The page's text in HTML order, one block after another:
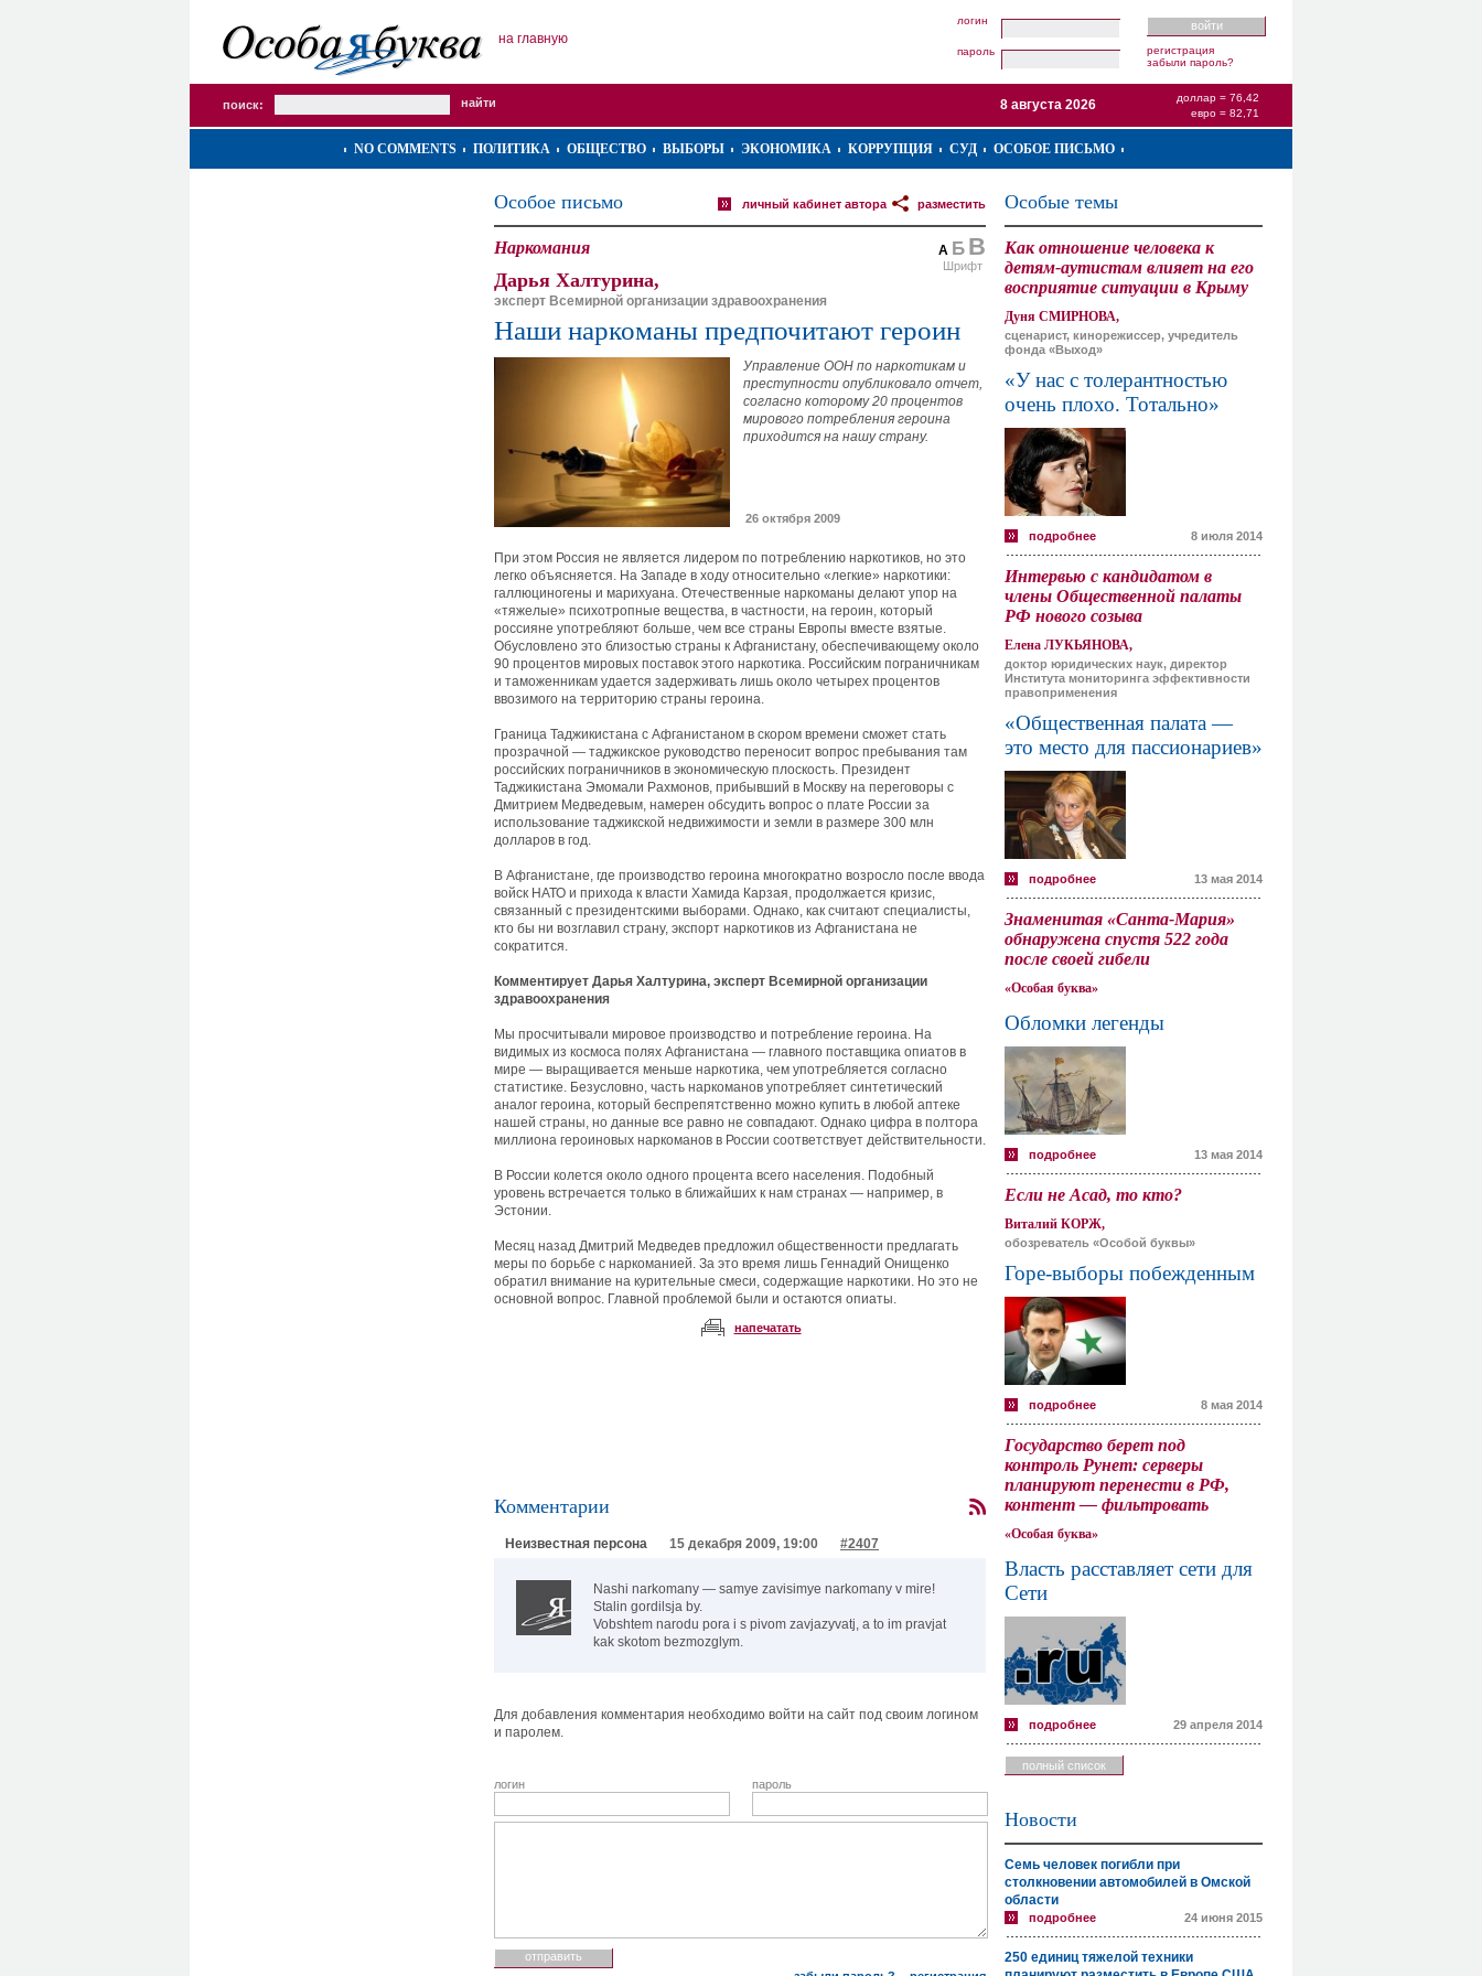
на главную
логин
пароль
регистрация
забыли пароль?
поиск:
доллар = 76,42
евро = 82,71
8 августа 2026
NO COMMENTS ПОЛИТИКА ОБЩЕСТВО ВЫБОРЫ ЭКОНОМИКА КОРРУПЦИЯ СУД ОСОБОЕ ПИСЬМО
Особое письмо разместить
личный кабинет автора
А Б В
Шрифт
Наркомания
Дарья Халтурина,
эксперт Всемирной организации здравоохранения
Наши наркоманы предпочитают героин
Управление ООН по наркотикам и
преступности опубликовало отчет,
согласно которому 20 процентов
мирового потребления героина
приходится на нашу страну.
26 октября 2009
При этом Россия не является лидером по потреблению наркотиков, но это
легко объясняется. На Западе в ходу относительно «легкие» наркотики:
галлюциногены и марихуана. Отечественные наркоманы делают упор на
«тяжелые» психотропные вещества, в частности, на героин, который
россияне употребляют больше, чем все страны Европы вместе взятые.
Обусловлено это близостью страны к Афганистану, обеспечивающему около
90 процентов мировых поставок этого наркотика. Российским пограничникам
и таможенникам удается задерживать лишь около четырех процентов
ввозимого на территорию страны героина.
Граница Таджикистана с Афганистаном в скором времени сможет стать
прозрачной — таджикское руководство переносит вопрос пребывания там
российских пограничников в экономическую плоскость. Президент
Таджикистана Эмомали Рахмонов, прибывший в Москву на переговоры с
Дмитрием Медведевым, намерен обсудить вопрос о плате России за
использование таджикской недвижимости и земли в размере 300 млн
долларов в год.
В Афганистане, где производство героина многократно возросло после ввода
войск НАТО и прихода к власти Хамида Карзая, продолжается кризис,
связанный с президентскими выборами. Однако, как считают специалисты,
кто бы ни возглавил страну, экспорт наркотиков из Афганистана не
сократится.
Комментирует Дарья Халтурина, эксперт Всемирной организации
здравоохранения
Мы просчитывали мировое производство и потребление героина. На
видимых из космоса полях Афганистана — главного поставщика опиатов в
мире — выращивается меньше наркотика, чем употребляется согласно
статистике. Безусловно, часть наркоманов употребляет синтетический
аналог героина, который беспрепятственно можно купить в любой аптеке
нашей страны, но данные все равно не совпадают. Однако цифра в полтора
миллиона героиновых наркоманов в России соответствует действительности.
В России колется около одного процента всего населения. Подобный
уровень встречается только в ближайших к нам странах — например, в
Эстонии.
Месяц назад Дмитрий Медведев предложил общественности предлагать
меры по борьбе с наркоманией. За это время лишь Геннадий Онищенко
обратил внимание на курительные смеси, содержащие наркотики. Но это не
основной вопрос. Главной проблемой были и остаются опиаты.
напечатать
Комментарии
Неизвестная персона 15 декабря 2009, 19:00 #2407
Nashi narkomany — samye zavisimye narkomany v mire!
Stalin gordilsja by.
Vobshtem narodu pora i s pivom zavjazyvatj, a to im pravjat
kak skotom bezmozglym.
Для добавления комментария необходимо войти на сайт под своим логином
и паролем.
логин пароль
Особые темы
Как отношение человека к
детям-аутистам влияет на его
восприятие ситуации в Крыму
Дуня СМИРНОВА,
сценарист, кинорежиссер, учредитель
фонда «Выход»
«У нас с толерантностью
очень плохо. Тотально»
подробнее 8 июля 2014
Интервью с кандидатом в
члены Общественной палаты
РФ нового созыва
Елена ЛУКЬЯНОВА,
доктор юридических наук, директор
Института мониторинга эффективности
правоприменения
«Общественная палата —
это место для пассионариев»
подробнее 13 мая 2014
Знаменитая «Санта-Мария»
обнаружена спустя 522 года
после своей гибели
«Особая буква»
Обломки легенды
подробнее 13 мая 2014
Если не Асад, то кто?
Виталий КОРЖ,
обозреватель «Особой буквы»
Горе-выборы побежденным
подробнее 8 мая 2014
Государство берет под
контроль Рунет: серверы
планируют перенести в РФ,
контент — фильтровать
«Особая буква»
Власть расставляет сети для
Сети
подробнее 29 апреля 2014
полный список
Новости
Семь человек погибли при
столкновении автомобилей в Омской
области
подробнее 24 июня 2015
250 единиц тяжелой техники